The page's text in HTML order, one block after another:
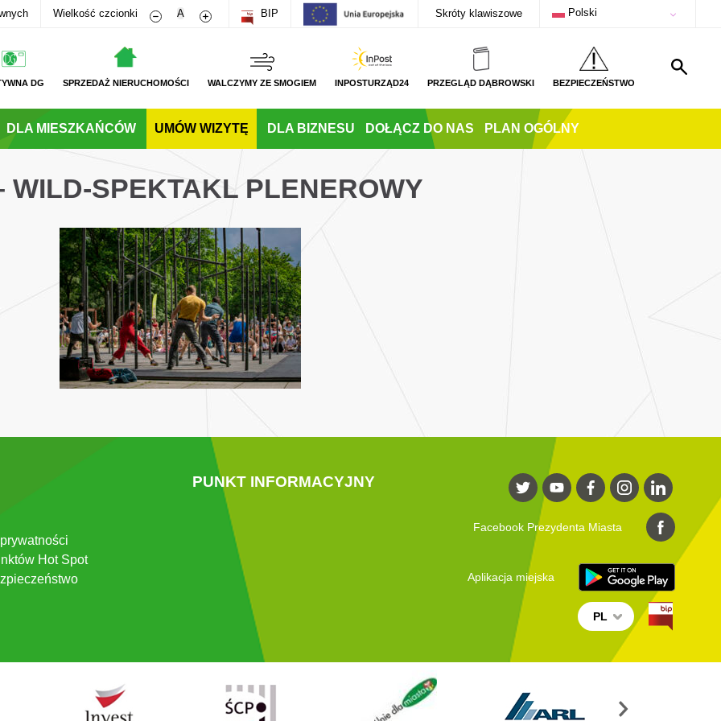
Wielkość czcionki Zmniejsz rozmiar czcionki
A Zwiększ rozmiar czcionki
BIP Skróty klawiszowe Polski
DG SPRZEDAŻ NIERUCHOMOŚCI WALCZYMY ZE SMOGIEM INPOSTURZĄD24 PRZEGLĄD DĄBROWSKI BEZPIECZEŃSTWO
DLA MIESZKAŃCÓW UMÓW WIZYTĘ DLA BIZNESU DOŁĄCZ DO NAS PLAN OGÓLNY
WILD-SPEKTAKL PLENEROWY
Hot Spot
PUNKT INFORMACYJNY
Facebook Prezydenta Miasta
Aplikacja miejska
PL